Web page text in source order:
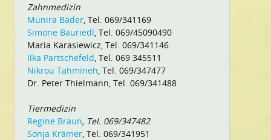
Zahnmedizin
Munira Bäder , Tel. 069/341169
Simone Bauriedl , Tel. 069/45090490
Maria Karasiewicz, Tel. 069/341146
Ilka Partschefeld , Tel. 069 345511
Nikrou Tahmineh , Tel. 069/347477
Dr. Peter Thielmann, Tel. 069/341488
Tiermedizin
Regine Braun, Tel. 069/347482
Sonja Krämer , Tel. 069/341951